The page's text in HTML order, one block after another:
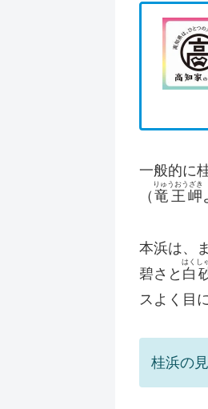
一般的に
（ 竜王岬
りゅうおうざき
本浜は、
碧さと 白
はくし
スよく目
桂浜の